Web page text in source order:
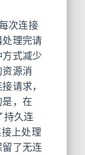
次连接
处理完请
式减少
源消
请求，
，在
持久连
上处理
了无连